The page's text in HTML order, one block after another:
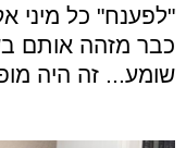
"לפענח" כל מיני
כבר מזהה אותם
שומע... זה היה